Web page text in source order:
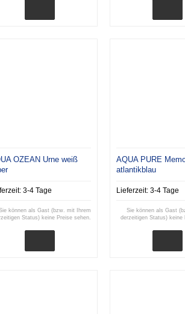
OZEAN Urne weiß
3-4 Tage
können als Gast (bzw. mit Ihrem
Status) keine Preise sehen.
AQUA PURE
atlantikblau
Lieferzeit:3-4 Tage
Sie können als Gast
derzeitigen Status) keine